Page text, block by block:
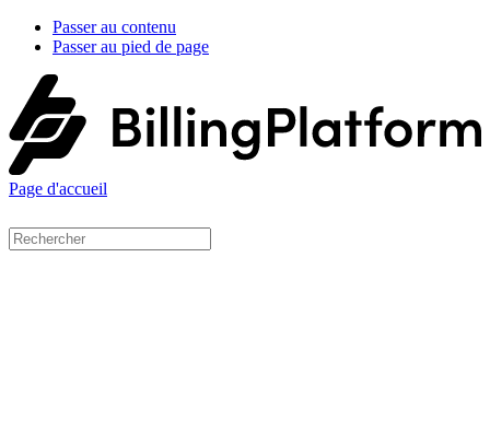
Passer au contenu
Passer au pied de page
Page d'accueil